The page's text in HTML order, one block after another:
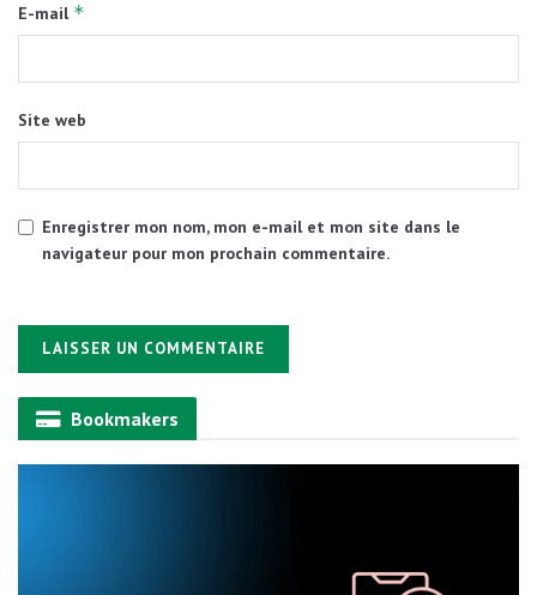
E-mail *
Site web
Enregistrer mon nom, mon e-mail et mon site dans le
navigateur pour mon prochain commentaire.
Alternative:Bookmakers